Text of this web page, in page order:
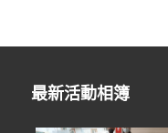
最新活動相簿